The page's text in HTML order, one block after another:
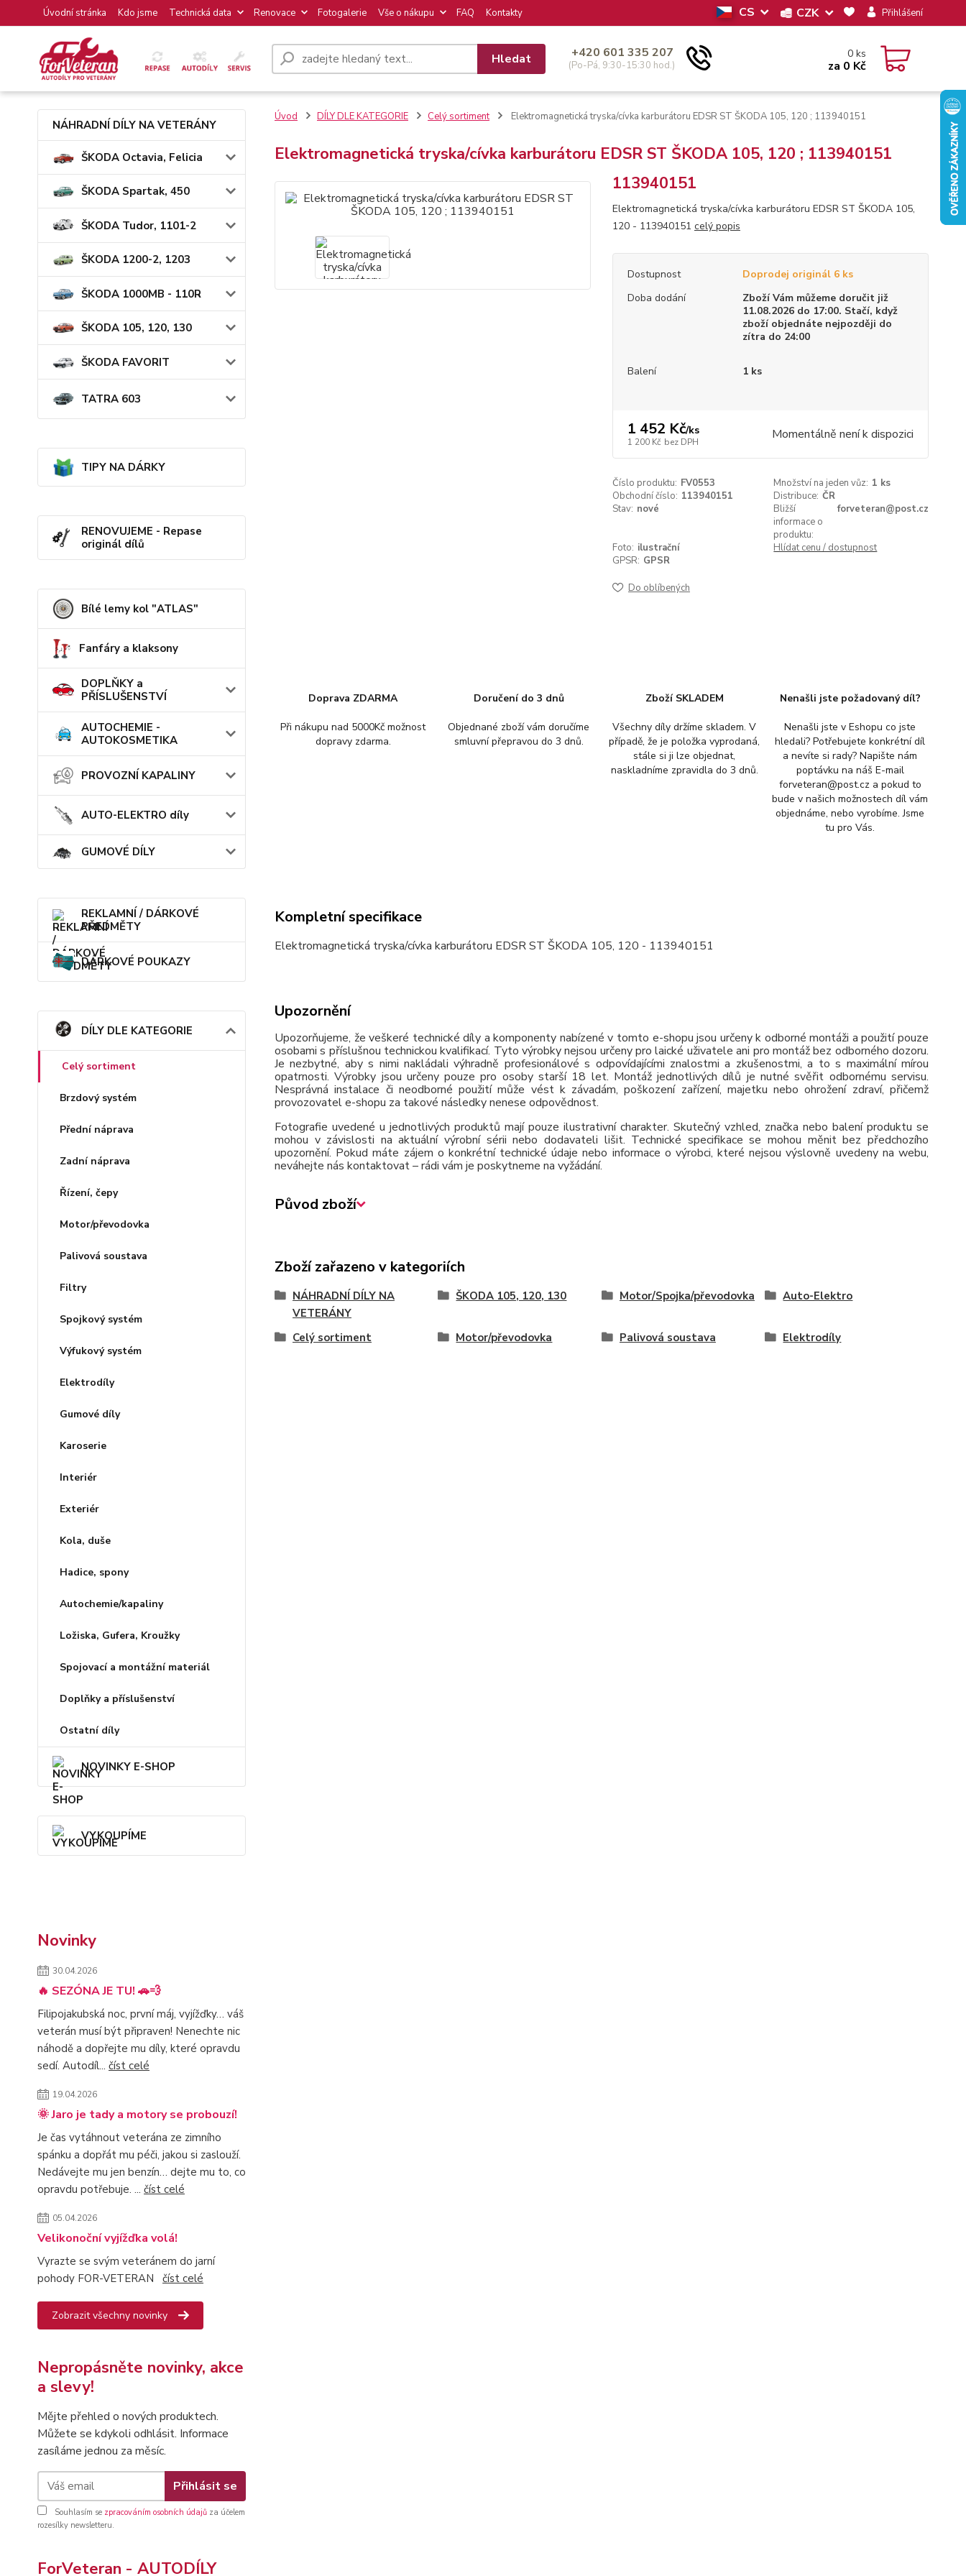
Úvodní stránka Kdo jsme Technická data Renovace Fotogalerie Vše o nákupu FAQ Kontakty CS CZK Přihlášení
Hledat +420 601 335 207
(Po-Pá, 9:30-15:30 hod.)
0 ks
za 0 Kč
NÁHRADNÍ DÍLY NA VETERÁNY
ŠKODA Octavia, Felicia
ŠKODA Spartak, 450
ŠKODA Tudor, 1101-2
ŠKODA 1200-2, 1203
ŠKODA 1000MB - 110R
ŠKODA 105, 120, 130
ŠKODA FAVORIT
TATRA 603
TIPY NA DÁRKY
RENOVUJEME - Repase
originál dílů
Bílé lemy kol "ATLAS"
Fanfáry a klaksony
DOPLŇKY a
PŘÍSLUŠENSTVÍ
AUTOCHEMIE -
AUTOKOSMETIKA
PROVOZNÍ KAPALINY
AUTO-ELEKTRO díly
GUMOVÉ DÍLY
REKLAMNÍ / DÁRKOVÉ
PŘEDMĚTY
DÁRKOVÉ POUKAZY
DÍLY DLE KATEGORIE
Celý sortiment
Brzdový systém
Přední náprava
Zadní náprava
Řízení, čepy
Motor/převodovka
Palivová soustava
Filtry
Spojkový systém
Výfukový systém
Elektrodíly
Gumové díly
Karoserie
Interiér
Exteriér
Kola, duše
Hadice, spony
Autochemie/kapaliny
Ložiska, Gufera, Kroužky
Spojovací a montážní materiál
Doplňky a příslušenství
Ostatní díly
NOVINKY E-SHOP
VYKOUPÍME
Novinky
30.04.2026
🔥 SEZÓNA JE TU! 🚗💨
Filipojakubská noc, první máj, vyjížďky… váš
veterán musí být připraven! Nenechte nic
náhodě a dopřejte mu díly, které opravdu
sedí. Autodíl... číst celé
19.04.2026
🌞 Jaro je tady a motory se probouzí!
Je čas vytáhnout veterána ze zimního
spánku a dopřát mu péči, jakou si zaslouží.
Nedávejte mu jen benzín… dejte mu to, co
opravdu potřebuje. ... číst celé
05.04.2026
Velikonoční vyjížďka volá!
Vyrazte se svým veteránem do jarní
pohody FOR-VETERAN číst celé
Zobrazit všechny novinky
Nepropásněte novinky, akce
a slevy!
Mějte přehled o nových produktech.
Můžete se kdykoli odhlásit. Informace
zasíláme jednou za měsíc.
Přihlásit se
Souhlasím se zpracováním osobních údajů za účelem
rozesílky newsletteru.
ForVeteran - AUTODÍLY
Úvod DÍLY DLE KATEGORIE Celý sortiment Elektromagnetická tryska/cívka karburátoru EDSR ST ŠKODA 105, 120 ; 113940151
Elektromagnetická tryska/cívka karburátoru EDSR ST ŠKODA 105, 120 ; 113940151
113940151
Elektromagnetická tryska/cívka karburátoru EDSR ST ŠKODA 105,
120 - 113940151 celý popis
Dostupnost
Doprodej originál 6 ks
Doba dodání
Zboží Vám můžeme doručit již
11.08.2026 do 17:00. Stačí, když
zboží objednáte nejpozději do
zítra do 24:00
Balení 1 ks
1 452 Kč/ks
1 200 Kč bez DPH Momentálně není k dispozici
Číslo produktu: FV0553 Množství na jeden vůz: 1 ks
Obchodní číslo: 113940151 Distribuce: ČR
Stav: nové
Bližší
informace o
produktu:
forveteran@post.cz
Foto: ilustrační
Hlídat cenu / dostupnost
GPSR: GPSR
Do oblíbených
Doprava ZDARMA
Při nákupu nad 5000Kč možnost
dopravy zdarma.
Doručení do 3 dnů
Objednané zboží vám doručíme
smluvní přepravou do 3 dnů.
Zboží SKLADEM
Všechny díly držíme skladem. V
případě, že je položka vyprodaná,
stále si ji lze objednat,
naskladníme zpravidla do 3 dnů.
Nenašli jste požadovaný díl?
Nenašli jste v Eshopu co jste
hledali? Potřebujete konkrétní díl
a nevíte si rady? Napište nám
poptávku na náš E-mail
forveteran@post.cz a pokud to
bude v našich možnostech díl vám
objednáme, nebo vyrobíme. Jsme
tu pro Vás.
Kompletní specifikace
Elektromagnetická tryska/cívka karburátoru EDSR ST ŠKODA 105, 120 - 113940151
Upozornění
Upozorňujeme, že veškeré technické díly a komponenty nabízené v tomto e-shopu jsou určeny k odborné montáži a použití pouze
osobami s příslušnou technickou kvalifikací. Tyto výrobky nejsou určeny pro laické uživatele ani pro montáž bez odborného dozoru.
Je nezbytné, aby s nimi nakládali výhradně profesionálové s odpovídajícími znalostmi a zkušenostmi, a to s maximální mírou
opatrnosti. Výrobky jsou určeny pouze pro osoby starší 18 let. Montáž jednotlivých dílů je nutné svěřit odbornému servisu.
Nesprávná instalace či neodborné použití může vést k závadám, poškození zařízení, majetku nebo ohrožení zdraví, přičemž
provozovatel e-shopu za takové následky nenese odpovědnost.
Fotografie uvedené u jednotlivých produktů mají pouze ilustrativní charakter. Skutečný vzhled, značka nebo balení produktu se
mohou v závislosti na aktuální výrobní sérii nebo dodavateli lišit. Technické specifikace se mohou měnit bez předchozího
upozornění. Pokud máte zájem o konkrétní technické údaje nebo informace o výrobci, které nejsou výslovně uvedeny na webu,
neváhejte nás kontaktovat – rádi vám je poskytneme na vyžádání.
Původ zboží
Zboží zařazeno v kategoriích
NÁHRADNÍ DÍLY NA
VETERÁNY
ŠKODA 105, 120, 130 Motor/Spojka/převodovka Auto-Elektro
Celý sortiment Motor/převodovka Palivová soustava Elektrodíly